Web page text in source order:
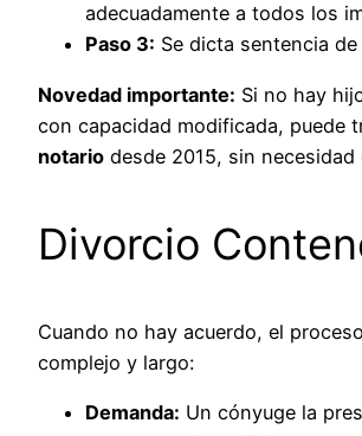
adecuadamente a todos los
Paso 3: Se dicta sentencia
Novedad importante: Si no hay
con capacidad modificada, puede
notario desde 2015, sin necesidad
Divorcio
Cuando no hay acuerdo, el
complejo y largo:
Demanda: Un cónyuge la